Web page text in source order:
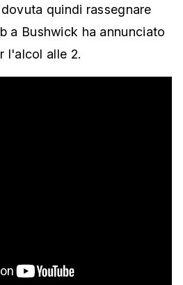
quindi rassegnare
a Bushwick ha annunciato
l'alcol alle 2.